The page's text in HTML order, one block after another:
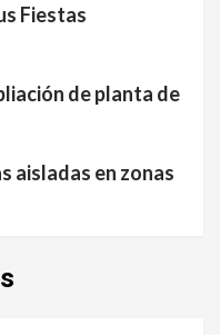
Fiestas
de planta de
aisladas en zonas